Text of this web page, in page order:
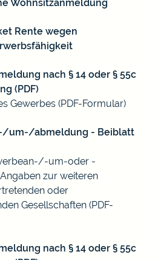
Wohnsitzanmeldung
Rente wegen
nach § 14 oder § 55c
(PDF)
Gewerbes (PDF-Formular)
um-/abmeldung - Beiblatt
um-oder -
zur weiteren
oder
Gesellschaften (PDF-
nach § 14 oder § 55c